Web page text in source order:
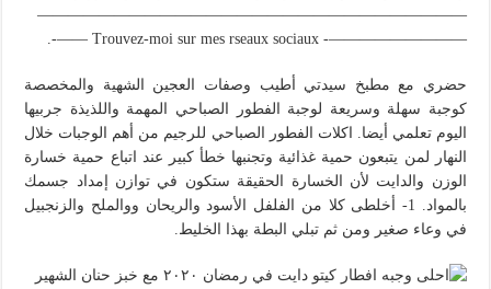
————————————————————————————
—————————- Trouvez-moi sur mes rseaux sociaux ——-.
حضري مع مطبخ سيدتي أطيب وصفات العجين الشهية والمخصصة
كوجبة سهلة وسريعة لوجبة الفطور الصباحي المهمة واللذيذة جربيها
اليوم تعلمي أيضا. اكلات الفطور الصباحي للرجيم من أهم الوجبات خلال
النهار لمن يتبعون حمية غذائية وتجنبها خطأ كبير عند اتباع حمية خسارة
الوزن والدايت لأن الخسارة الحقيقة ستكون في توازن إمداد جسمك
بالمواد. 1- أخلطى كلا من الفلفل الأسود والريحان ووالملح والزنجبيل
في وعاء صغير ومن ثم تبلي البطة بهذا الخليط.